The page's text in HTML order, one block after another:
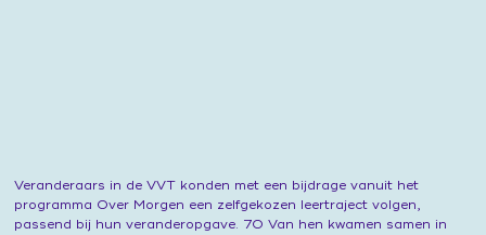
Veranderaars in de VVT konden met een bijdrage vanuit het
programma Over Morgen een zelfgekozen leertraject volgen,
passend bij hun veranderopgave. 70 Van hen kwamen samen in